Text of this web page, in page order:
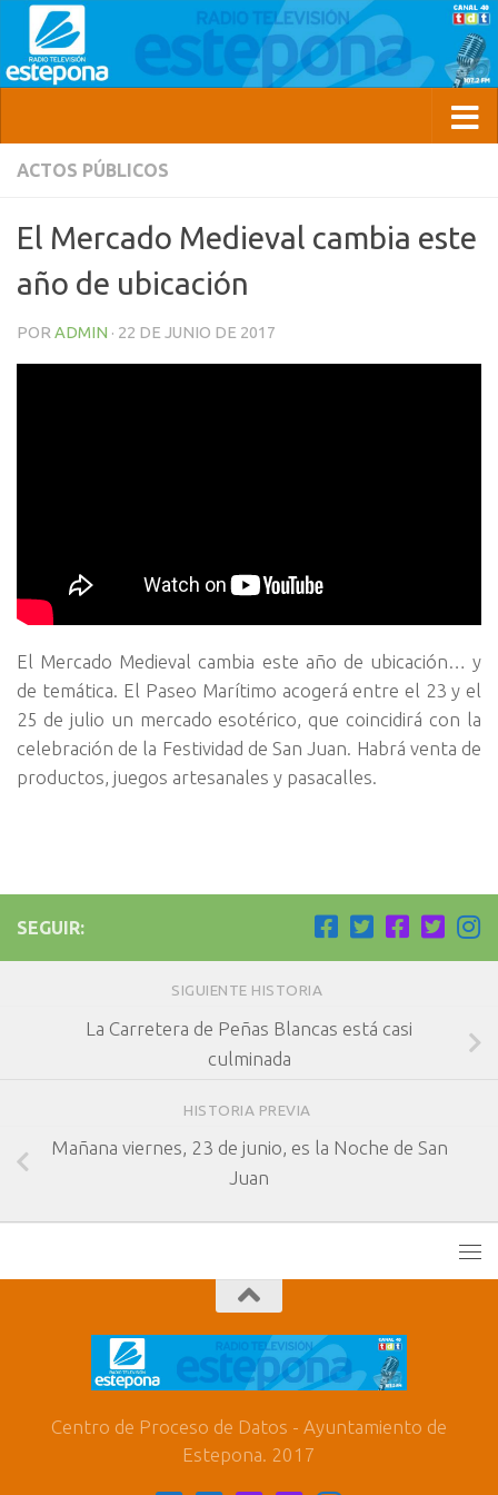
ACTOS PÚBLICOS
El Mercado Medieval cambia este
año de ubicación
POR ADMIN · 22 DE JUNIO DE 2017
El Mercado Medieval cambia este año de ubicación… y
de temática. El Paseo Marítimo acogerá entre el 23 y el
25 de julio un mercado esotérico, que coincidirá con la
celebración de la Festividad de San Juan. Habrá venta de
productos, juegos artesanales y pasacalles.
SEGUIR:
SIGUIENTE HISTORIA
La Carretera de Peñas Blancas está casi
culminada
HISTORIA PREVIA
Mañana viernes, 23 de junio, es la Noche de San
Juan
Centro de Proceso de Datos - Ayuntamiento de
Estepona. 2017